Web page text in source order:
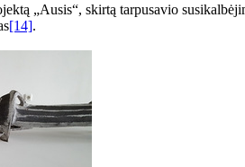
„Ausis“, skirtą tarpusavio
[14].